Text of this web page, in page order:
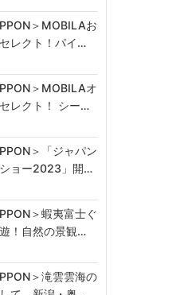
＞MOBILAお
レクト！パイ…
＞MOBILAオ
レクト！ シー…
＞「ジャパン
ョー2023」開…
＞蝦夷富士ぐ
！自然の景観…
＞滝雲雲海の